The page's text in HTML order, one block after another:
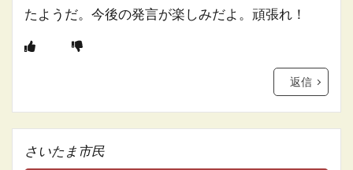
たようだ。今後の発言が楽しみだよ。頑張れ！
返信
さいたま市民